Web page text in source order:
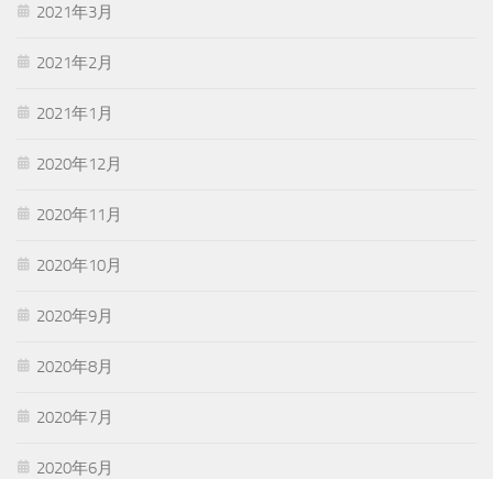
2021年3月
2021年2月
2021年1月
2020年12月
2020年11月
2020年10月
2020年9月
2020年8月
2020年7月
2020年6月